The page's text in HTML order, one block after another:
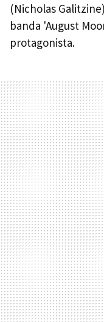
(Nicholas
banda 'August
protagonista.